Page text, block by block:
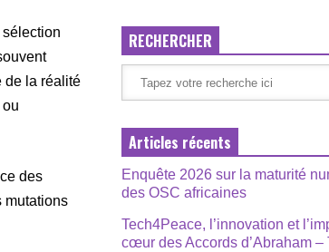
de la réalité
des
mutations
RECHERCHER
Articles récents
Enquête 2026 sur la maturité
des OSC africaines
Tech4Peace, l’innovation et
cœur des Accords d’Abraham –